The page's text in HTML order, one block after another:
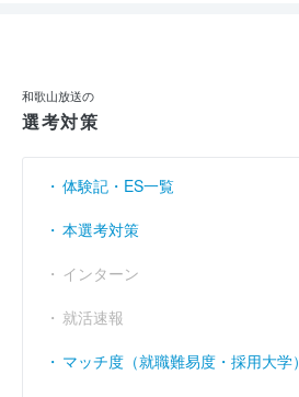
和歌山放送の
選考対策
体験記・ES一覧
本選考対策
インターン
就活速報
マッチ度（就職難易度・採用大学）